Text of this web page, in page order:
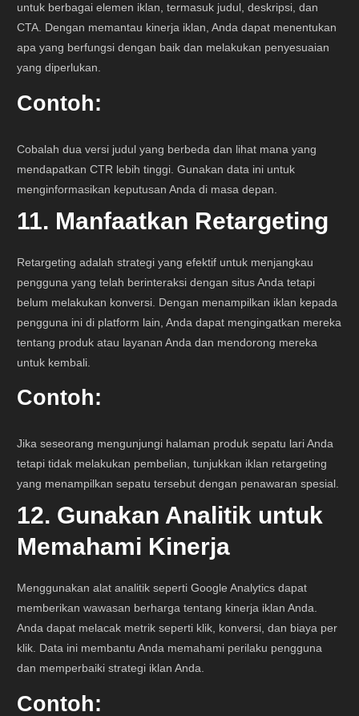
untuk berbagai elemen iklan, termasuk judul, deskripsi, dan
CTA. Dengan memantau kinerja iklan, Anda dapat menentukan
apa yang berfungsi dengan baik dan melakukan penyesuaian
yang diperlukan.
Contoh:
Cobalah dua versi judul yang berbeda dan lihat mana yang
mendapatkan CTR lebih tinggi. Gunakan data ini untuk
menginformasikan keputusan Anda di masa depan.
11. Manfaatkan Retargeting
Retargeting adalah strategi yang efektif untuk menjangkau
pengguna yang telah berinteraksi dengan situs Anda tetapi
belum melakukan konversi. Dengan menampilkan iklan kepada
pengguna ini di platform lain, Anda dapat mengingatkan mereka
tentang produk atau layanan Anda dan mendorong mereka
untuk kembali.
Contoh:
Jika seseorang mengunjungi halaman produk sepatu lari Anda
tetapi tidak melakukan pembelian, tunjukkan iklan retargeting
yang menampilkan sepatu tersebut dengan penawaran spesial.
12. Gunakan Analitik untuk
Memahami Kinerja
Menggunakan alat analitik seperti Google Analytics dapat
memberikan wawasan berharga tentang kinerja iklan Anda.
Anda dapat melacak metrik seperti klik, konversi, dan biaya per
klik. Data ini membantu Anda memahami perilaku pengguna
dan memperbaiki strategi iklan Anda.
Contoh: